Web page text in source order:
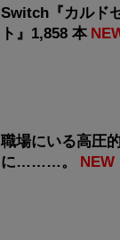
Switch『カルド
ト』1,858 本
職場にいる高圧
に………。
NEW